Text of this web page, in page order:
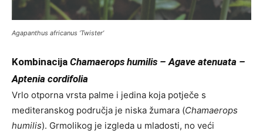
Agapanthus africanus ‘Twister’
Kombinacija Chamaerops humilis – Agave atenuata –
Aptenia cordifolia
Vrlo otporna vrsta palme i jedina koja potječe s
mediteranskog područja je niska žumara (Chamaerops
humilis). Grmolikog je izgleda u mladosti, no veći